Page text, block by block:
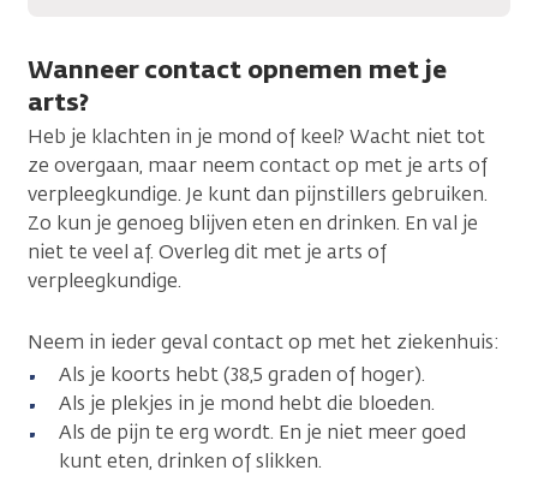
Wanneer contact opnemen met je
arts?
Heb je klachten in je mond of keel? Wacht niet tot
ze overgaan, maar neem contact op met je arts of
verpleegkundige. Je kunt dan pijnstillers gebruiken.
Zo kun je genoeg blijven eten en drinken. En val je
niet te veel af. Overleg dit met je arts of
verpleegkundige.
Neem in ieder geval contact op met het ziekenhuis:
Als je koorts hebt (38,5 graden of hoger).
Als je plekjes in je mond hebt die bloeden.
Als de pijn te erg wordt. En je niet meer goed
kunt eten, drinken of slikken.